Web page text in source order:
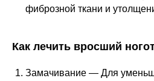
фиброзной ткани и
Как лечить вросший
Замачивание — Для